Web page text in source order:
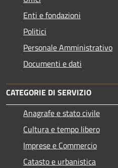
Enti e fondazioni
Politici
Personale Amministrativo
Documenti e dati
CATEGORIE DI SERVIZIO
Anagrafe e stato civile
Cultura e tempo libero
Imprese e Commercio
Catasto e urbanistica